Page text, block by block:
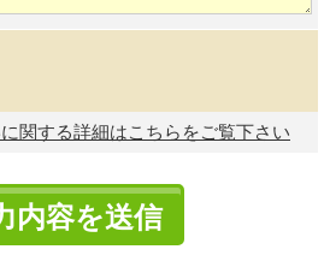
関する詳細はこちらをご覧下さい